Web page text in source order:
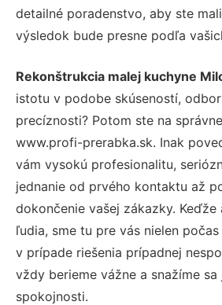
detailné poradenstvo, aby ste
výsledok bude presne podľa
Rekonštrukcia malej kuchyne
istotu v podobe skúseností,
precíznosti? Potom ste na
www.profi-prerabka.sk. Inak
vám vysokú profesionalitu,
jednanie od prvého kontaktu až
dokončenie vašej zákazky. Keďže
ľudia, sme tu pre vás nielen
v prípade riešenia prípadnej
vždy berieme vážne a snažíme
spokojnosti.